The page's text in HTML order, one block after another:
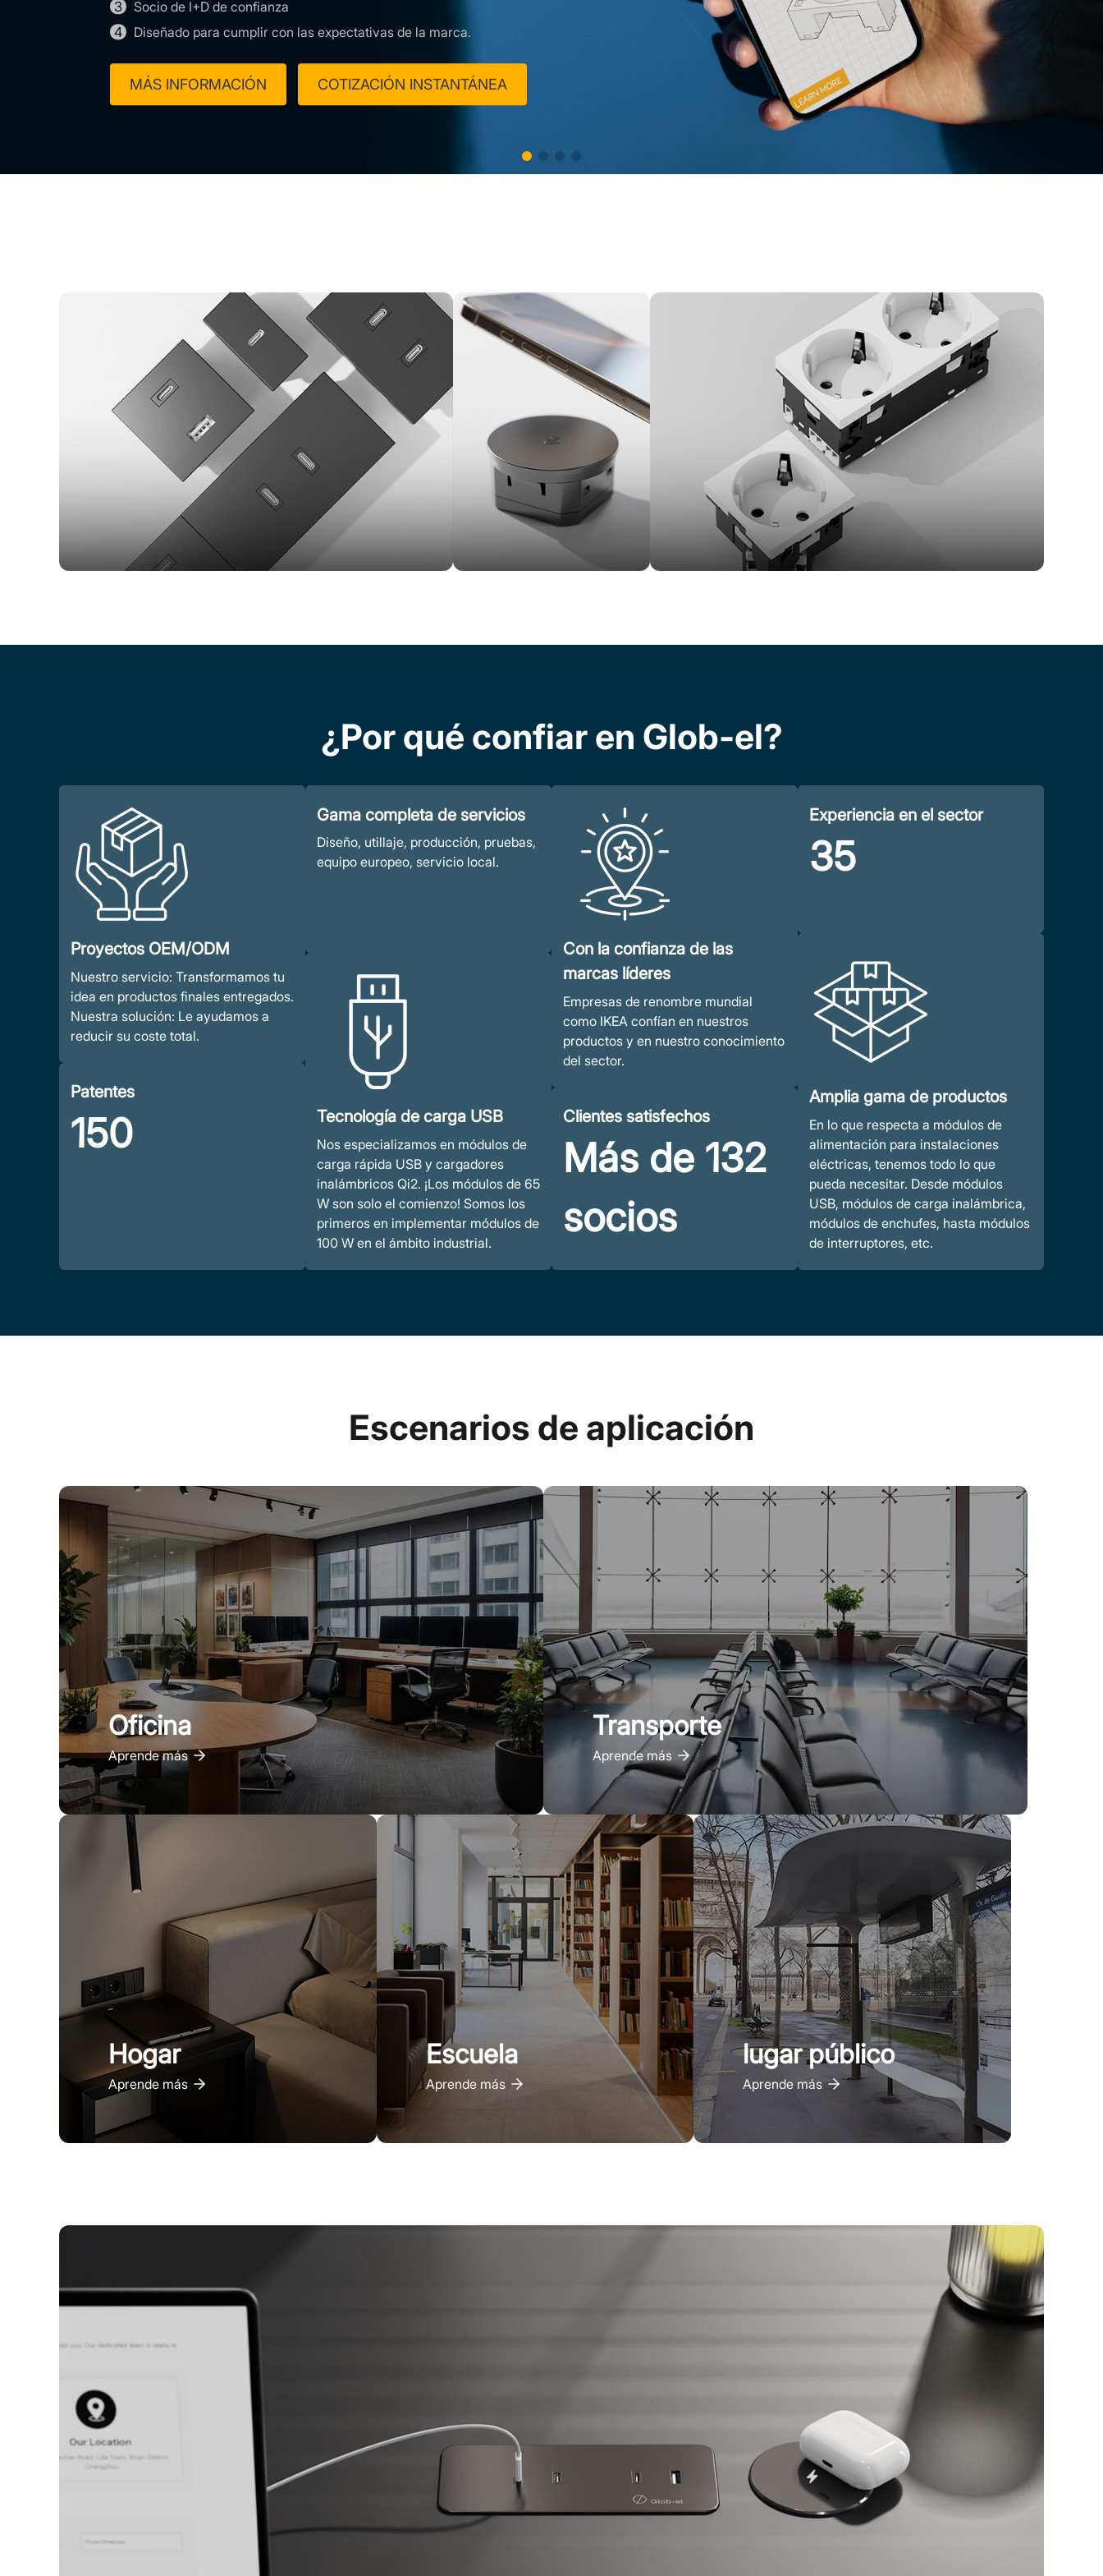
¿Por qué confiar en Glob-el?
Proyectos OEM/ODM
Nuestro servicio: Transformamos tu
idea en productos finales entregados.
Nuestra solución: Le ayudamos a
reducir su coste total.
Patentes
150
Gama completa de servicios
Diseño, utillaje, producción, pruebas,
equipo europeo, servicio local.
Tecnología de carga USB
Nos especializamos en módulos de
carga rápida USB y cargadores
inalámbricos Qi2. ¡Los módulos de 65
W son solo el comienzo! Somos los
primeros en implementar módulos de
100 W en el ámbito industrial.
Con la confianza de las
marcas líderes
Empresas de renombre mundial
como IKEA confían en nuestros
productos y en nuestro conocimiento
del sector.
Clientes satisfechos
Más de 132
socios
Experiencia en el sector
35
Amplia gama de productos
En lo que respecta a módulos de
alimentación para instalaciones
eléctricas, tenemos todo lo que
pueda necesitar. Desde módulos
USB, módulos de carga inalámbrica,
módulos de enchufes, hasta módulos
de interruptores, etc.
Escenarios de aplicación
Oficina
Aprende más
Transporte
Aprende más
Hogar
Aprende más
Escuela
Aprende más
lugar público
Aprende más